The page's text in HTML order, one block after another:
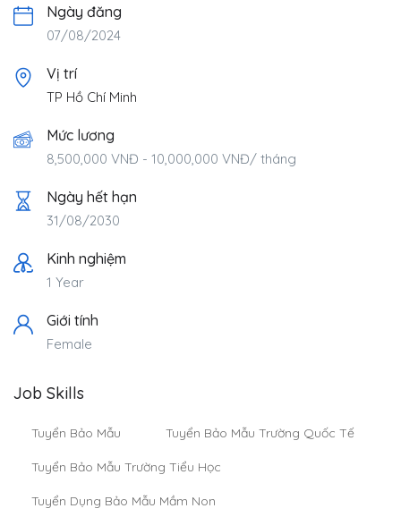
Ngày đăng
07/08/2024
Vị trí
TP Hồ Chí Minh
Mức lương
8,500,000 VNĐ - 10,000,000 VNĐ/ tháng
Ngày hết hạn
31/08/2030
Kinh nghiệm
1 Year
Giới tính
Female
Job Skills
Tuyển Bảo Mẫu Tuyển Bảo Mẫu Trường Quốc Tế
Tuyển Bảo Mẫu Trường Tiểu Học
Tuyển Dụng Bảo Mẫu Mầm Non